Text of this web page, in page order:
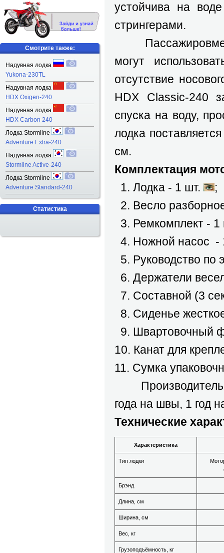
устойчива на
стрингерами.
могут
отсутствие
HDX Classic-240
спуска на воду,
лодка
см.
Комплектация
1. Лодка - 1 шт.
;
2. Весло
3. Ремкомплект -
4. Ножной насос -
5. Руководство по
6. Держатели
7. Составной (3
8. Сиденье
9. Швартовочный
10. Канат для
11. Сумка
Производитель
года на швы, 1 год
Технические
Характеристика
Тип лодки
Брэнд
Длина, см
Ширина, см
Вес, кг
Грузоподъёмность, кг
Смотрите также:
Надувная лодка
Yukona-230TL
Надувная лодка
HDX Oxigen-240
Надувная лодка
HDX Carbon 240
Лодка Stormline
Adventure Extra-240
Надувная лодка
Stormline Active-240
Лодка Stormline
Adventure Standard-240
Статистика